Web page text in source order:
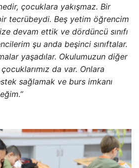
çocuklara yakışmaz. Bir
tecrübeydi. Beş yetim öğrencim
devam ettik ve dördüncü sınıfı
şu anda beşinci sınıftalar.
yaşadılar. Okulumuzun diğer
da var. Onlara
sağlamak ve burs imkanı